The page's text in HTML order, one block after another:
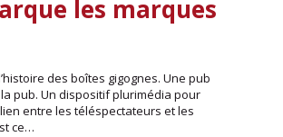
les marques
des boîtes gigognes. Une pub
pub. Un dispositif plurimédia pour
entre les téléspectateurs et les
ce…